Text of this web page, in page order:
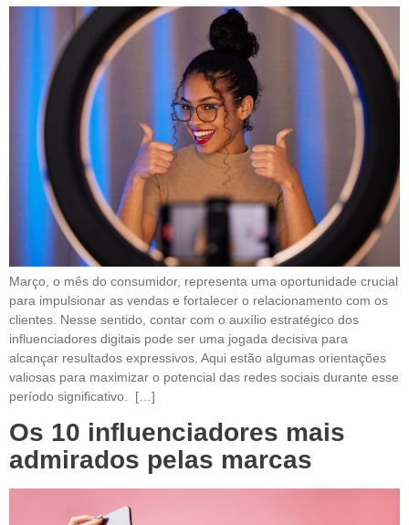
Março, o mês do consumidor, representa uma oportunidade crucial
para impulsionar as vendas e fortalecer o relacionamento com os
clientes. Nesse sentido, contar com o auxílio estratégico dos
influenciadores digitais pode ser uma jogada decisiva para
alcançar resultados expressivos. Aqui estão algumas orientações
valiosas para maximizar o potencial das redes sociais durante esse
período significativo. […]
Os 10 influenciadores mais
admirados pelas marcas